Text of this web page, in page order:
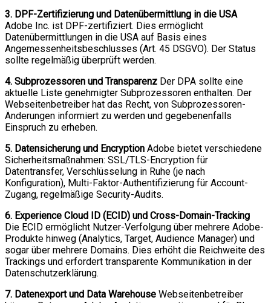
3. DPF-Zertifizierung und Datenübermittlung in die USA
Adobe Inc. ist DPF-zertifiziert. Dies ermöglicht
Datenübermittlungen in die USA auf Basis eines
Angemessenheitsbeschlusses (Art. 45 DSGVO). Der Status
sollte regelmäßig überprüft werden.
4. Subprozessoren und Transparenz Der DPA sollte eine
aktuelle Liste genehmigter Subprozessoren enthalten. Der
Webseitenbetreiber hat das Recht, von Subprozessoren-
Änderungen informiert zu werden und gegebenenfalls
Einspruch zu erheben.
5. Datensicherung und Encryption Adobe bietet verschiedene
Sicherheitsmaßnahmen: SSL/TLS-Encryption für
Datentransfer, Verschlüsselung in Ruhe (je nach
Konfiguration), Multi-Faktor-Authentifizierung für Account-
Zugang, regelmäßige Security-Audits.
6. Experience Cloud ID (ECID) und Cross-Domain-Tracking
Die ECID ermöglicht Nutzer-Verfolgung über mehrere Adobe-
Produkte hinweg (Analytics, Target, Audience Manager) und
sogar über mehrere Domains. Dies erhöht die Reichweite des
Trackings und erfordert transparente Kommunikation in der
Datenschutzerklärung.
7. Datenexport und Data Warehouse Webseitenbetreiber